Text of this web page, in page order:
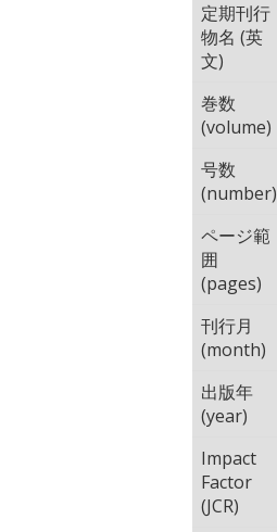
定期刊行
物名 (英
文)
巻数
(volume)
号数
(number)
ページ範
囲
(pages)
刊行月
(month)
出版年
(year)
Impact
Factor
(JCR)